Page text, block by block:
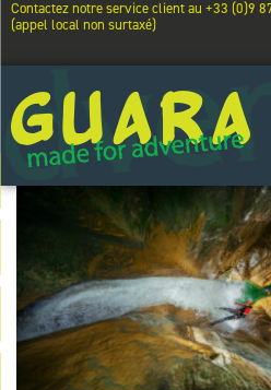
Contactez notre service client au +33 (0)9
(appel local non surtaxé)